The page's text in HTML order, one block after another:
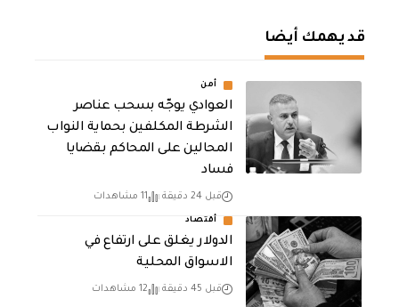
قد يهمك أيضا
أمن
العوادي يوجّه بسحب عناصر
الشرطة المكلفين بحماية النواب
المحالين على المحاكم بقضايا
فساد
قبل 24 دقيقة 11 مشاهدات
أقتصاد
الدولار يغلق على ارتفاع في
الاسواق المحلية
قبل 45 دقيقة 12 مشاهدات